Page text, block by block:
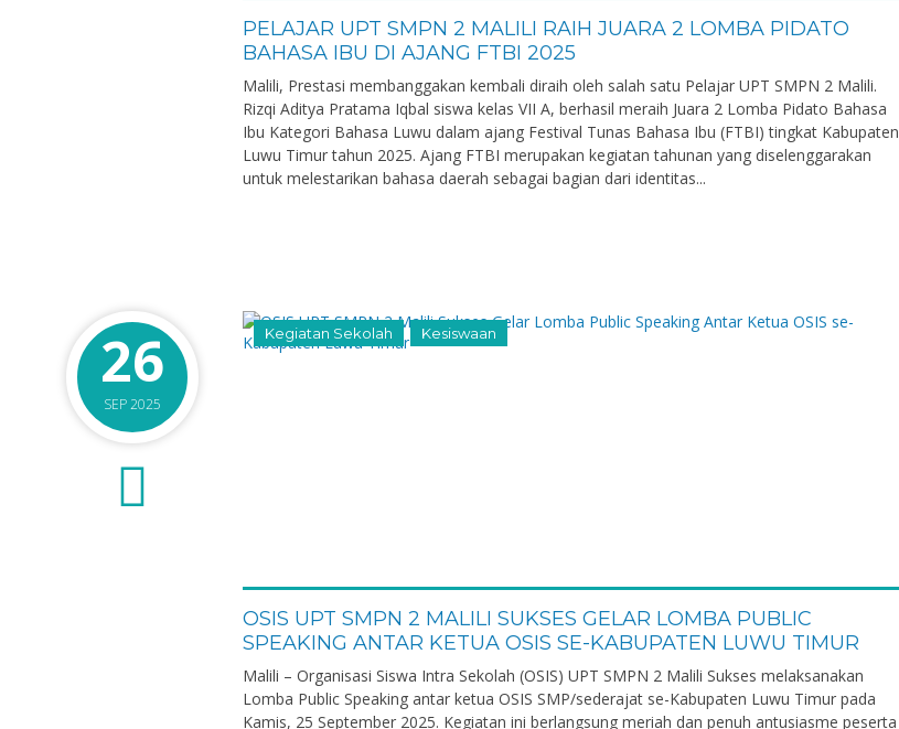
PELAJAR UPT SMPN 2 MALILI RAIH JUARA 2 LOMBA PIDATO
BAHASA IBU DI AJANG FTBI 2025
Malili, Prestasi membanggakan kembali diraih oleh salah satu Pelajar UPT SMPN 2 Malili.
Rizqi Aditya Pratama Iqbal siswa kelas VII A, berhasil meraih Juara 2 Lomba Pidato Bahasa
Ibu Kategori Bahasa Luwu dalam ajang Festival Tunas Bahasa Ibu (FTBI) tingkat Kabupaten
Luwu Timur tahun 2025. Ajang FTBI merupakan kegiatan tahunan yang diselenggarakan
untuk melestarikan bahasa daerah sebagai bagian dari identitas...
26
SEP 2025
Kegiatan Sekolah Kesiswaan
OSIS UPT SMPN 2 MALILI SUKSES GELAR LOMBA PUBLIC
SPEAKING ANTAR KETUA OSIS SE-KABUPATEN LUWU TIMUR
Malili – Organisasi Siswa Intra Sekolah (OSIS) UPT SMPN 2 Malili Sukses melaksanakan
Lomba Public Speaking antar ketua OSIS SMP/sederajat se-Kabupaten Luwu Timur pada
Kamis, 25 September 2025. Kegiatan ini berlangsung meriah dan penuh antusiasme peserta